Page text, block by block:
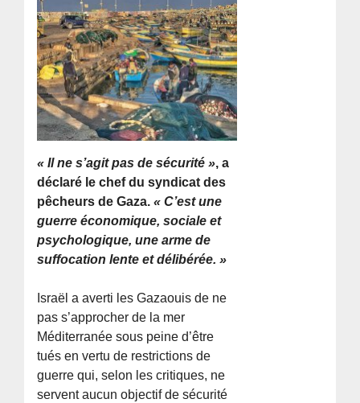
« Il ne s’agit pas de sécurité », a
déclaré le chef du syndicat des
pêcheurs de Gaza.« C’est une
guerre économique, sociale et
psychologique, une arme de
suffocation lente et délibérée. »
Israël a averti les Gazaouis de ne
pas s’approcher de la mer
Méditerranée sous peine d’être
tués en vertu de restrictions de
guerre qui, selon les critiques, ne
servent aucun objectif de sécurité